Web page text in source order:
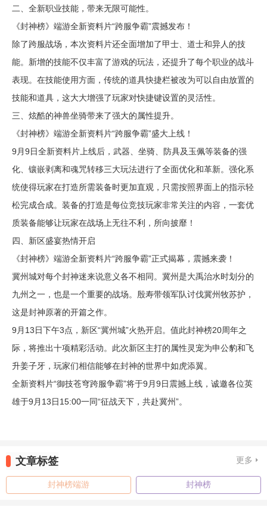
二、全新职业技能，带来无限可能性。
《封神榜》端游全新资料片“跨服争霸”震撼发布！
除了跨服战场，本次资料片还全面增加了甲士、道士和异人的技
能。新增的技能不仅丰富了游戏的玩法，还提升了每个职业的战斗
表现。在技能使用方面，传统的道具快捷栏被改为可以自由放置的
技能和道具，这大大增强了玩家对快捷键设置的灵活性。
三、炫酷的神兽坐骑带来了强大的属性提升。
《封神榜》端游全新资料片“跨服争霸”盛大上线！
9月9日全新资料片上线后，武器、坐骑、防具及玉佩等装备的强
化、镶嵌剥离和魂咒转移三大玩法进行了全面优化和革新。强化系
统使得玩家在打造所需装备时更加直观，只需按照界面上的指示轻
松完成合成。装备的打造是每位竞技玩家非常关注的内容，一套优
质装备能够让玩家在战场上无往不利，所向披靡！
四、新区盛宴热情开启
《封神榜》端游全新资料片“跨服争霸”正式揭幕，震撼来袭！
冀州城对每个封神迷来说意义各不相同。冀州是大禹治水时划分的
九州之一，也是一个重要的战场。殷寿带领军队讨伐冀州牧苏护，
这是封神原著的开篇之作。
9月13日下午3点，新区“冀州城”火热开启。值此封神榜20周年之
际，将推出十项精彩活动。此次新区主打的属性灵宠为申公豹和飞
升姜子牙，玩家们相信能够在封神的世界中如虎添翼。
全新资料片“御技苍穹跨服争霸”将于9月9日震撼上线，诚邀各位英
雄于9月13日15:00一同“征战天下，共赴冀州”。
文章标签 更多
封神榜端游 封神榜